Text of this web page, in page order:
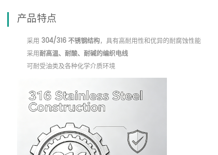
产品特点
采用 304/316 不锈钢结构，具有高耐用性和优异的耐腐蚀性能
采用耐高温、耐酸、耐碱的编织电线
可耐受油类及各种化学介质环境